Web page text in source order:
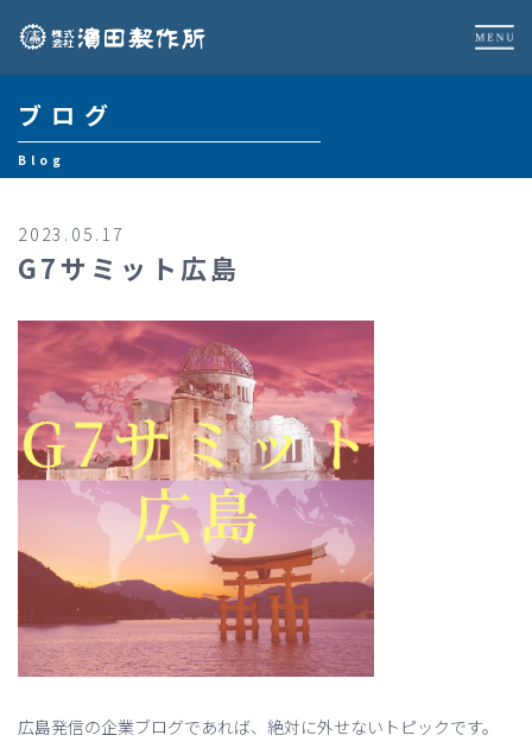
ブログ
Blog
2023.05.17
G7サミット広島
広島発信の企業ブログであれば、絶対に外せないトピックです。